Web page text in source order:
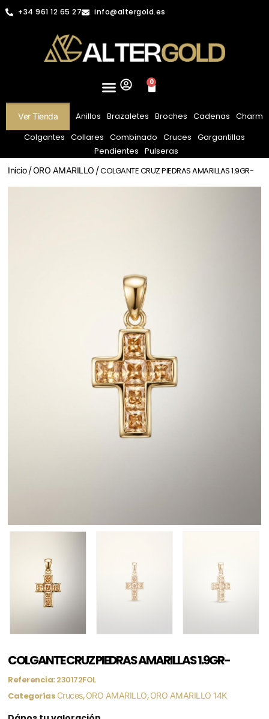
+34 961 12 65 27 info@altergold.es
0
Ver Tienda Anillos Brazaletes Broches Cadenas Charm
Colgantes Collares Combinado Cruces Gargantillas
Pendientes Pulseras
Inicio/ORO AMARILLO / COLGANTE CRUZ PIEDRAS AMARILLAS 1.9GR-
COLGANTE CRUZ PIEDRAS AMARILLAS 1.9GR-
Referencia: 230172FOL
Categorías Cruces,ORO AMARILLO,ORO AMARILLO 14K